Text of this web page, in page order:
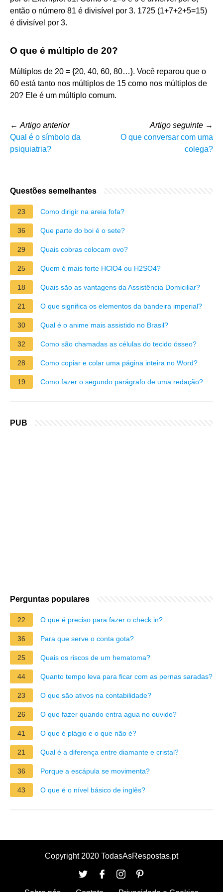
então o número 81 é divisível por 3. 1725 (1+7+2+5=15)
é divisível por 3.
O que é múltiplo de 20?
Múltiplos de 20 = {20, 40, 60, 80…}. Você reparou que o
60 está tanto nos múltiplos de 15 como nos múltiplos de
20? Ele é um múltiplo comum.
← Artigo anterior
Qual é o símbolo da
psiquiatria?
Artigo seguinte →
O que conversar com uma
colega?
Questões semelhantes
23 Como dirigir na areia fofa?
36 Que parte do boi é o sete?
29 Quais cobras colocam ovo?
25 Quem é mais forte HClO4 ou H2SO4?
18 Quais são as vantagens da Assistência Domiciliar?
21 O que significa os elementos da bandeira imperial?
30 Qual é o anime mais assistido no Brasil?
32 Como são chamadas as células do tecido ósseo?
28 Como copiar e colar uma página inteira no Word?
19 Como fazer o segundo parágrafo de uma redação?
PUB
Perguntas populares
22 O que é preciso para fazer o check in?
36 Para que serve o conta gota?
25 Quais os riscos de um hematoma?
44 Quanto tempo leva para ficar com as pernas saradas?
23 O que são ativos na contabilidade?
26 O que fazer quando entra agua no ouvido?
41 O que é plágio e o que não é?
21 Qual é a diferença entre diamante e cristal?
36 Porque a escápula se movimenta?
43 O que é o nível básico de inglês?
Copyright 2020 TodasAsRespostas.pt